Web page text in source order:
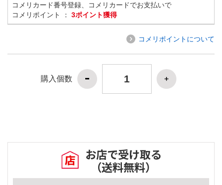
コメリカード番号登録、コメリカードでお支払いで
コメリポイント ： 3ポイント獲得
コメリポイントについて
購入個数
お店で受け取る
（送料無料）